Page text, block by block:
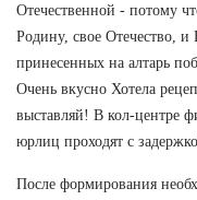
Отечественной - потому
Родину, свое Отечество, и
принесенных на алтарь
Очень вкусно Хотела
выставляй! В кол-центре
юрлиц проходят с
После формирования